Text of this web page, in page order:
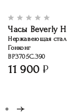
Часы Beverly
Нержавеющая сталь
Гонконг
BP3705C.390
11 900